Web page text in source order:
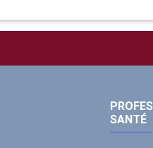
SANTÉ